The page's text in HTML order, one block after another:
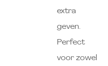
extra
geven.
Perfect
voor zowel